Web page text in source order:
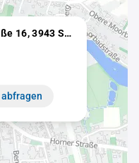
Dr.-Friedrich-Siller-Straße 16, 3943 Schrems